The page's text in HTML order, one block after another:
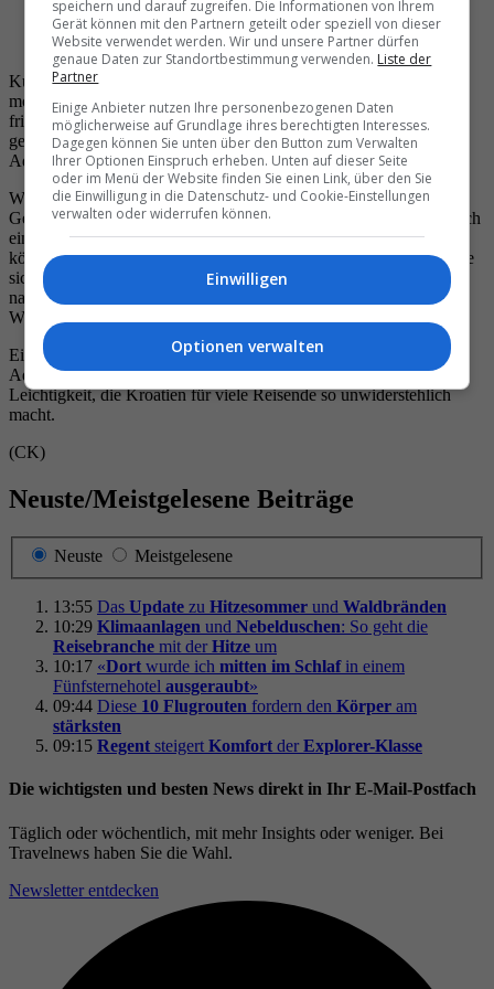
Posieren für das perfekte Bild am Kroatien-Abend im
Zürcher Hotel Baur au Lac. Bild: TN
Kulinarisch fügte sich der Abend harmonisch in die Idee eines
modernen mediterranen Lebensgefühls ein. Geteilte Gerichte,
frische Aromen und sorgfältig abgestimmte Begleiter schufen eine
genussvolle Brücke zwischen Zürich und der kroatischen
Adriaküste.
Während sich die Sommernacht über den Park legte und die
Gespräche an den Tischen leiser, aber intensiver wurden, zeigte sich
einmal mehr, wie wirkungsvoll Destinationen erzählt werden
können, wenn sie emotional erlebbar werden. Kroatien präsentierte
sich an diesem Abend nicht als ferner Sehnsuchtsort, sondern als
nahes Versprechen: erreichbar, vielseitig und voller mediterraner
Wärme.
Ein Abend am Zürichsee wurde so zu einer kleinen Reise an die
Adria – sommerlich und getragen von jener mediterranen
Leichtigkeit, die Kroatien für viele Reisende so unwiderstehlich
macht.
(CK)
Neuste/Meistgelesene Beiträge
Neuste Meistgelesene
13:55 Das Update zu Hitzesommer und Waldbränden
10:29 Klimaanlagen und Nebelduschen: So geht die
Reisebranche mit der Hitze um
10:17 «Dort wurde ich mitten im Schlafin einem
Fünfsternehotel ausgeraubt»
09:44 Diese 10 Flugrouten fordern den Körper am
stärksten
09:15 Regent steigert Komfort der Explorer-Klasse
Die wichtigsten und besten News direkt in Ihr E‑Mail-Postfach
Täglich oder wöchentlich, mit mehr Insights oder weniger. Bei
Travel­news haben Sie die Wahl.
Newsletter entdecken
speichern und darauf zugreifen. Die Informationen von Ihrem
Gerät können mit den Partnern geteilt oder speziell von dieser
Website verwendet werden. Wir und unsere Partner dürfen
genaue Daten zur Standortbestimmung verwenden. Liste der
Partner
Einige Anbieter nutzen Ihre personenbezogenen Daten
möglicherweise auf Grundlage ihres berechtigten Interesses.
Dagegen können Sie unten über den Button zum Verwalten
Ihrer Optionen Einspruch erheben. Unten auf dieser Seite
oder im Menü der Website finden Sie einen Link, über den Sie
die Einwilligung in die Datenschutz- und Cookie-Einstellungen
verwalten oder widerrufen können.
Einwilligen
Optionen verwalten